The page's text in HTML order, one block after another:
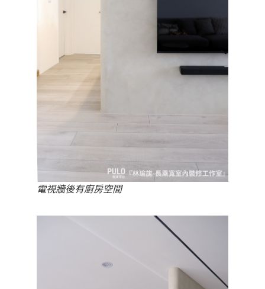
電視牆後有廚房空間